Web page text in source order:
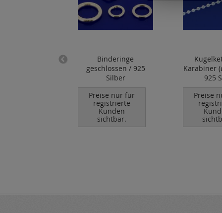
Binderinge
geschlossen / 925
Silber
Preise nur für
registrierte
Kunden
sichtbar.
Karabiner
925
Preise